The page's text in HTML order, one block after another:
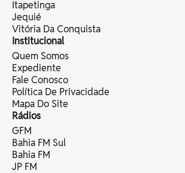
Itapetinga
Jequié
Vitória Da Conquista
Institucional
Quem Somos
Expediente
Fale Conosco
Política De Privacidade
Mapa Do Site
Rádios
GFM
Bahia FM Sul
Bahia FM
JP FM